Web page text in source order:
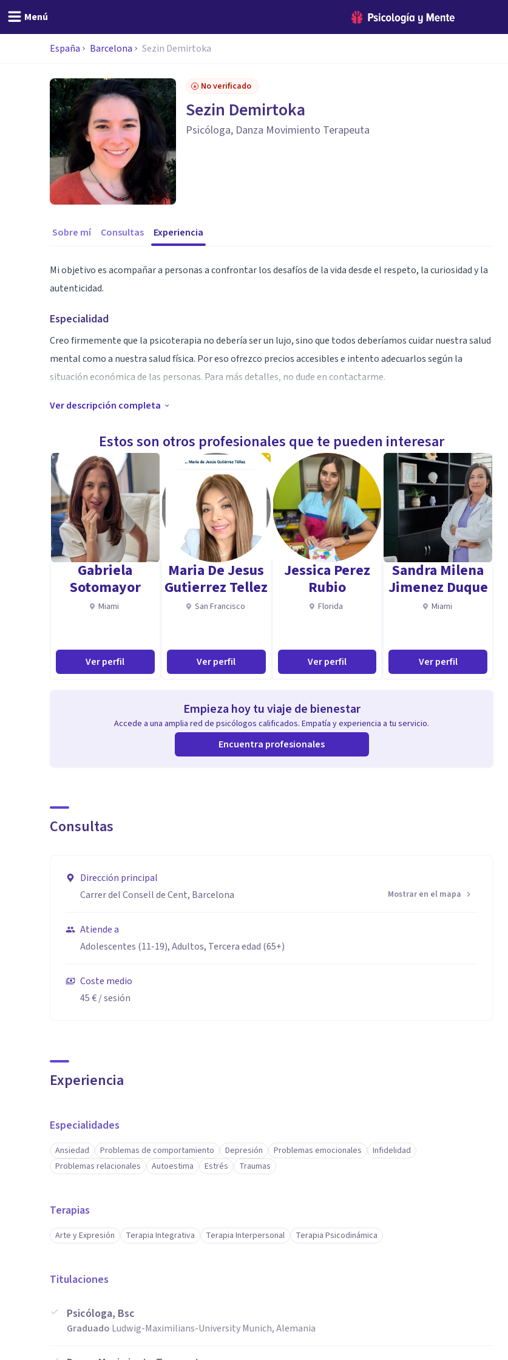
Menú
España Barcelona Sezin Demirtoka
No verificado
Sezin Demirtoka
Psicóloga, Danza Movimiento Terapeuta
Sobre mí Consultas Experiencia
Mi objetivo es acompañar a personas a confrontar los desafíos de la vida desde el respeto, la curiosidad y la
autenticidad.
Especialidad
Creo firmemente que la psicoterapia no debería ser un lujo, sino que todos deberíamos cuidar nuestra salud
mental como a nuestra salud física. Por eso ofrezco precios accesibles e intento adecuarlos según la
situación económica de las personas. Para más detalles, no dude en contactarme.
Aptitudes
persigue la integración cuerpo-mente del individuo. Basada en la conexión entre la emoción y el
movimiento, esta terapia puede permitirnos a acceder a partes de nuestra experiencia que son difíciles de
poner en palabras, y expresarlas de una forma creativa y encarnada.
Ver descripción completa
Estos son otros profesionales que te pueden interesar
Gabriela
Sotomayor
Miami
Ver perfil
Maria De Jesus
Gutierrez Tellez
San Francisco
Ver perfil
Jessica Perez
Rubio
Florida
Ver perfil
Sandra Milena
Jimenez Duque
Miami
Ver perfil
Empieza hoy tu viaje de bienestar
Accede a una amplia red de psicólogos calificados. Empatía y experiencia a tu servicio.
Encuentra profesionales
Consultas
Dirección principal
Carrer del Consell de Cent, Barcelona
Mostrar en el mapa
Atiende a
Adolescentes (11-19), Adultos, Tercera edad (65+)
Coste medio
45 €/ sesión
Experiencia
Especialidades
Ansiedad Problemas de comportamiento Depresión Problemas emocionales
Infidelidad
Problemas relacionales
Autoestima Estrés Traumas
Terapias
Arte y Expresión Terapia Integrativa Terapia Interpersonal Terapia Psicodinámica
Titulaciones
Psicóloga, Bsc
Graduado Ludwig-Maximilians-University Munich, Alemania